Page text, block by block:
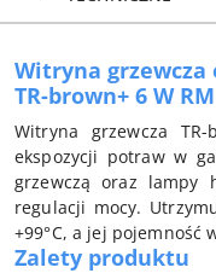
Witryna grzewcza
TR-brown+ 6 W
Witryna grzewcza
ekspozycji potraw w
grzewczą oraz lampy
regulacji mocy.
+99°C, a jej pojemność
Zalety produktu